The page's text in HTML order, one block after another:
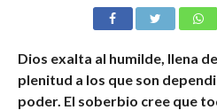
Dios exalta al humilde, llena
plenitud a los que son
poder. El soberbio cree que